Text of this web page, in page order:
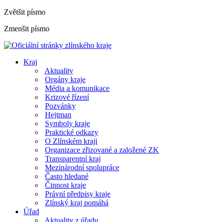
Zvětšit písmo
Zmenšit písmo
Kraj
Aktuality
Orgány kraje
Média a komunikace
Krizové řízení
Pozvánky
Hejtman
Symboly kraje
Praktické odkazy
O Zlínském kraji
Organizace zřizované a založené ZK
Transparentní kraj
Mezinárodní spolupráce
Často hledané
Činnost kraje
Právní předpisy kraje
Zlínský kraj pomáhá
Úřad
Aktuality z úřadu